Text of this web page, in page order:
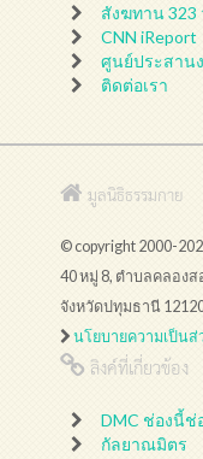
สังฆทาน 323
CNN iReport
ศูนย์ประสาน
ติดต่อเรา
มูลนิธิธรรมกาย
© copyright 2000-
40 หมู่ 8, ตำบลคลองส
จังหวัดปทุมธานี
นโยบายความเป็นส่
ลิงค์ที่เกี่ยวข้อง
DMC ช่องนี้ช่
กัลยาณมิตร